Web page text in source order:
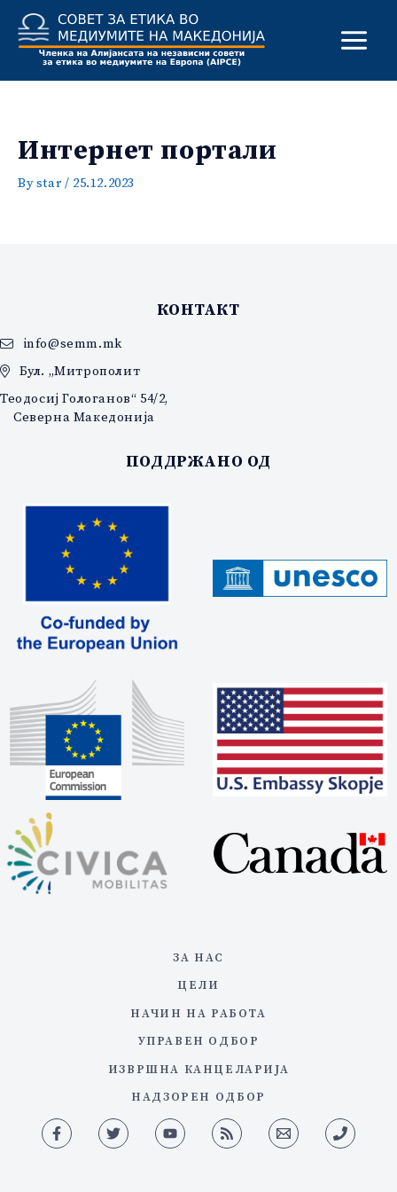
content
Интернет портали
Bystar/ 25.12.2023
КОНТАКТ
info@semm.mk
Бул. „Митрополит
Теодосиј Гологанов“ 54/2,
Северна Македонија
ПОДДРЖАНО ОД
ЗА НАС
ЦЕЛИ
НАЧИН НА РАБОТА
УПРАВЕН ОДБОР
ИЗВРШНА КАНЦЕЛАРИЈА
НАДЗОРЕН ОДБОР